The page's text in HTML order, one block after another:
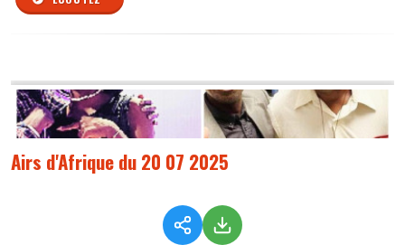
Airs d'Afrique du 20 07 2025